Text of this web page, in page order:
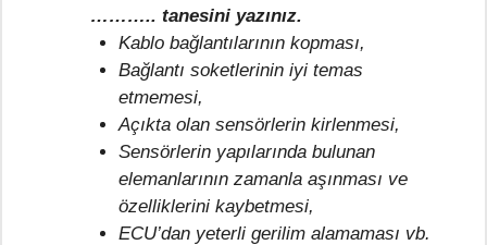
……….. tanesini yazınız.
Kablo bağlantılarının kopması,
Bağlantı soketlerinin iyi temas
etmemesi,
Açıkta olan sensörlerin kirlenmesi,
Sensörlerin yapılarında bulunan
elemanlarının zamanla aşınması ve
özelliklerini kaybetmesi,
ECU’dan yeterli gerilim alamaması vb.